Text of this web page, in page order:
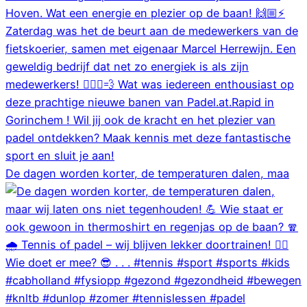
De dagen worden korter, de temperaturen dalen, maa